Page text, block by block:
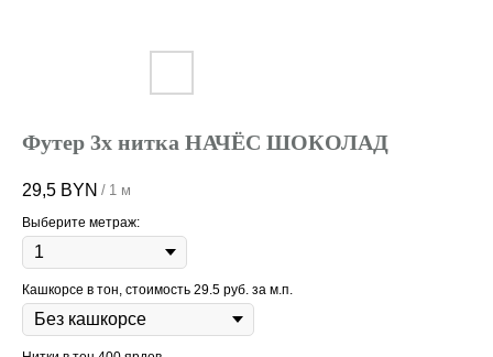
Футер 3х нитка НАЧЁС ШОКОЛАД
29,5 BYN / 1 м
Выберите метраж:
Кашкорсе в тон, стоимость 29.5 руб. за м.п.